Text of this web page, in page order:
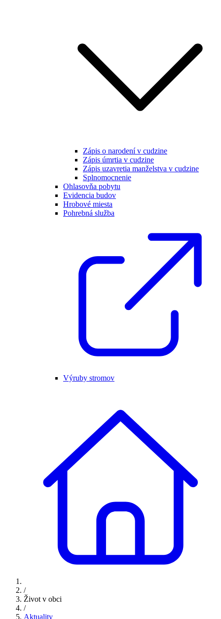
Zápis o narodení v cudzine
Zápis úmrtia v cudzine
Zápis uzavretia manželstva v cudzine
Splnomocnenie
Ohlasovňa pobytu
Evidencia budov
Hrobové miesta
Pohrebná služba
Výruby stromov
/
Život v obci
/
Aktuality